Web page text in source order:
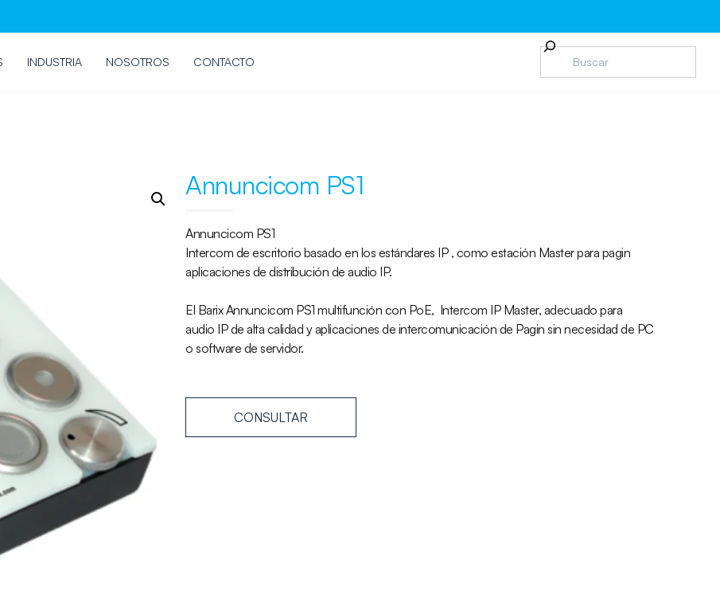
INDUSTRIA NOSOTROS CONTACTO
Annuncicom PS1
Annuncicom PS1
Intercom de escritorio basado en los estándares IP , como estación Master para pagin
aplicaciones de distribución de audio IP.
El Barix Annuncicom PS1 multifunción con PoE, Intercom IPMaster, adecuado para
audio IP de alta calidad y aplicaciones de intercomunicación de Pagin sin necesidad de PC
o software de servidor.
CONSULTAR